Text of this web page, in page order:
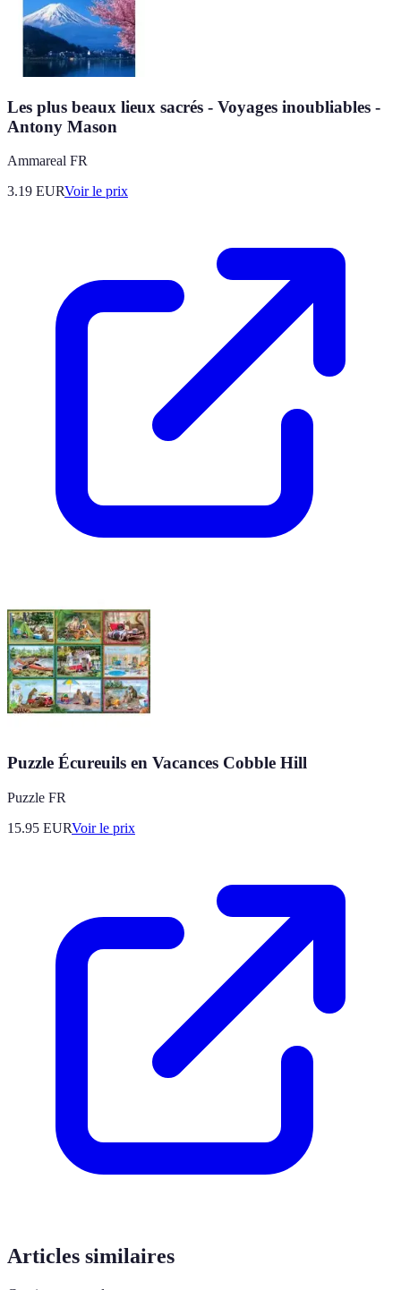
Les plus beaux lieux sacrés - Voyages inoubliables -
Antony Mason
Ammareal FR
3.19 EURVoir le prix
Puzzle Écureuils en Vacances Cobble Hill
Puzzle FR
15.95 EURVoir le prix
Articles similaires